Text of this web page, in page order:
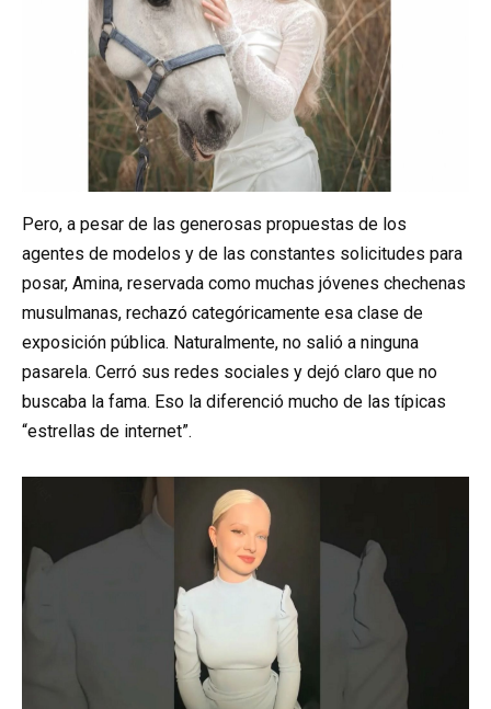
Pero, a pesar de las generosas propuestas de los
agentes de modelos y de las constantes solicitudes para
posar, Amina, reservada como muchas jóvenes chechenas
musulmanas, rechazó categóricamente esa clase de
exposición pública. Naturalmente, no salió a ninguna
pasarela. Cerró sus redes sociales y dejó claro que no
buscaba la fama. Eso la diferenció mucho de las típicas
“estrellas de internet”.